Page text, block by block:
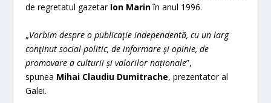
de regretatul gazetarIon Marinîn anul 1996.
„Vorbim despre o publicaţie independentă, cu un larg
conţinut social-politic, de informare şi opinie, de
promovare a culturii și valorilor naționale”,
spunea Mihai Claudiu Dumitrache, prezentator al
Galei.